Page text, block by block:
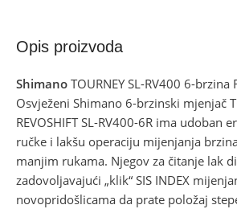
Opis proizvoda
Shimano TOURNEY SL-RV400 6-
Osvježeni Shimano 6-brzinski mjenjač
REVOSHIFT SL-RV400-6R ima udoban
ručke i lakšu operaciju mijenjanja
manjim rukama. Njegov za čitanje lak
zadovoljavajući „klik“ SIS INDEX
novopridošlicama da prate položaj